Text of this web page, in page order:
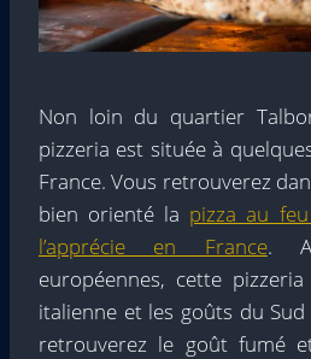
Non loin du quartier
pizzeria est située à
France. Vous retrouverez
bien orienté la pizza au
l’apprécie en France.
européennes, cette
italienne et les goûts du
retrouverez le goût fumé